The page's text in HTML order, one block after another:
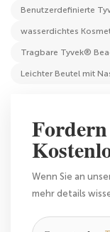
Benutzerdefinierte
wasserdichtes
Tragbare Tyvek®
Leichter Beutel mit
Wenn Sie an
mehr details
können.